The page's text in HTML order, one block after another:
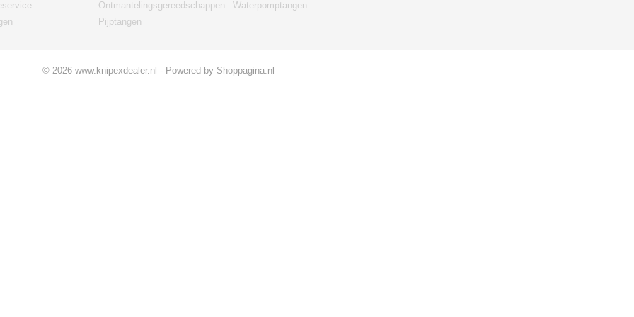
Ontmantelingsgereedschappen
Pijptangen
Waterpomptangen
© 2026 www.knipexdealer.nl - Powered by Shoppagina.nl